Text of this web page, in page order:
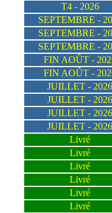
T4 - 2026
SEPTEMBRE -
SEPTEMBRE -
SEPTEMBRE -
FIN AOÛT -
FIN AOÛT -
JUILLET - 2026
JUILLET - 2026
JUILLET - 2026
JUILLET - 2026
Livré
Livré
Livré
Livré
Livré
Livré